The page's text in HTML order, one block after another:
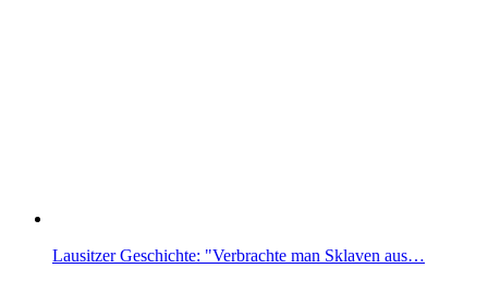
Lausitzer Geschichte: "Verbrachte man Sklaven aus…